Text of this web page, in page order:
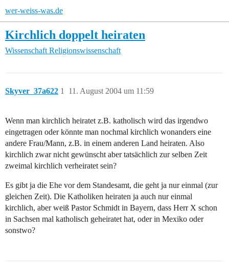
wer-weiss-was.de
Kirchlich doppelt heiraten
Wissenschaft Religionswissenschaft
Skyver_37a622 11. August 2004 um 11:59
1
Wenn man kirchlich heiratet z.B. katholisch wird das irgendwo
eingetragen oder könnte man nochmal kirchlich wonanders eine
andere Frau/Mann, z.B. in einem anderen Land heiraten. Also
kirchlich zwar nicht gewünscht aber tatsächlich zur selben Zeit
zweimal kirchlich verheiratet sein?
Es gibt ja die Ehe vor dem Standesamt, die geht ja nur einmal (zur
gleichen Zeit). Die Katholiken heiraten ja auch nur einmal
kirchlich, aber weiß Pastor Schmidt in Bayern, dass Herr X schon
in Sachsen mal katholisch geheiratet hat, oder in Mexiko oder
sonstwo?